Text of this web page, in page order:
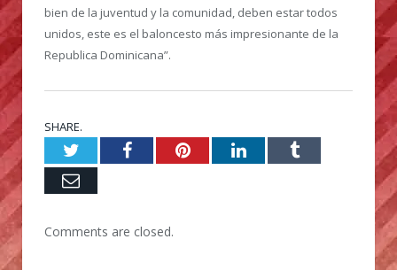
bien de la juventud y la comunidad, deben estar todos
unidos, este es el baloncesto más impresionante de la
Republica Dominicana”.
SHARE.
TwitterFacebookPinterestLinkedInTumblr
Email
Comments are closed.